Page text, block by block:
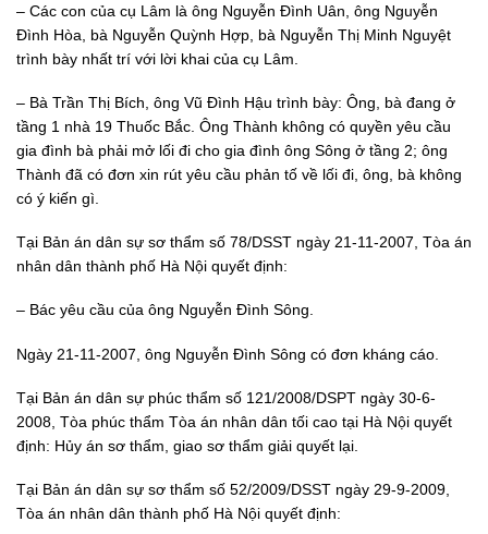
– Các con của cụ Lâm là ông Nguyễn Đình Uân, ông Nguyễn
Đình Hòa, bà Nguyễn Quỳnh Hợp, bà Nguyễn Thị Minh Nguyệt
trình bày nhất trí với lời khai của cụ Lâm.
– Bà Trần Thị Bích, ông Vũ Đình Hậu trình bày: Ông, bà đang ở
tầng 1 nhà 19 Thuốc Bắc. Ông Thành không có quyền yêu cầu
gia đình bà phải mở lối đi cho gia đình ông Sông ở tầng 2; ông
Thành đã có đơn xin rút yêu cầu phản tố về lối đi, ông, bà không
có ý kiến gì.
Tại Bản án dân sự sơ thẩm số 78/DSST ngày 21-11-2007, Tòa án
nhân dân thành phố Hà Nội quyết định:
– Bác yêu cầu của ông Nguyễn Đình Sông.
Ngày 21-11-2007, ông Nguyễn Đình Sông có đơn kháng cáo.
Tại Bản án dân sự phúc thẩm số 121/2008/DSPT ngày 30-6-
2008, Tòa phúc thẩm Tòa án nhân dân tối cao tại Hà Nội quyết
định: Hủy án sơ thẩm, giao sơ thẩm giải quyết lại.
Tại Bản án dân sự sơ thẩm số 52/2009/DSST ngày 29-9-2009,
Tòa án nhân dân thành phố Hà Nội quyết định: